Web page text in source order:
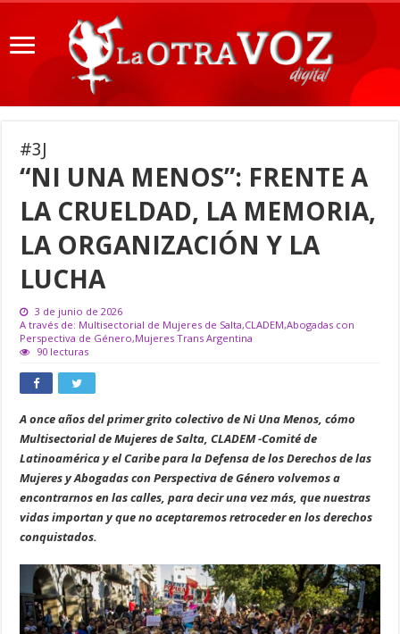
#3J
“NI UNA MENOS”: FRENTE A
LA CRUELDAD, LA MEMORIA,
LA ORGANIZACIÓN Y LA
LUCHA
3 de junio de 2026
A través de: Multisectorial de Mujeres de Salta,CLADEM,Abogadas con
Perspectiva de Género,Mujeres Trans Argentina
90 lecturas
A once años del primer grito colectivo de Ni Una Menos, cómo
Multisectorial de Mujeres de Salta, CLADEM -Comité de
Latinoamérica y el Caribe para la Defensa de los Derechos de las
Mujeres y Abogadas con Perspectiva de Género volvemos a
encontrarnos en las calles, para decir una vez más, que nuestras
vidas importan y que no aceptaremos retroceder en los derechos
conquistados.